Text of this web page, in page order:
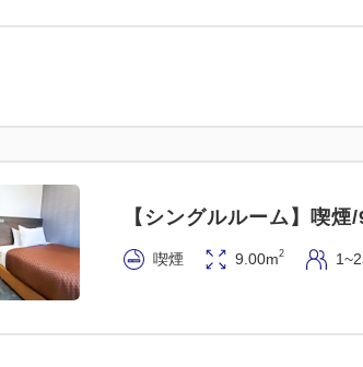
【シングルルーム】喫
喫煙 9.00m2